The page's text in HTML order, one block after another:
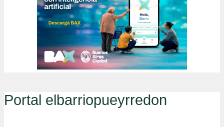
Portal elbarriopueyrredon